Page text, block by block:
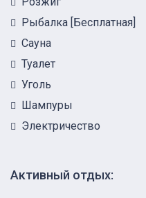
Рыбалка [Бесплатная]
Сауна
Туалет
Уголь
Шампуры
Электричество
Активный отдых: